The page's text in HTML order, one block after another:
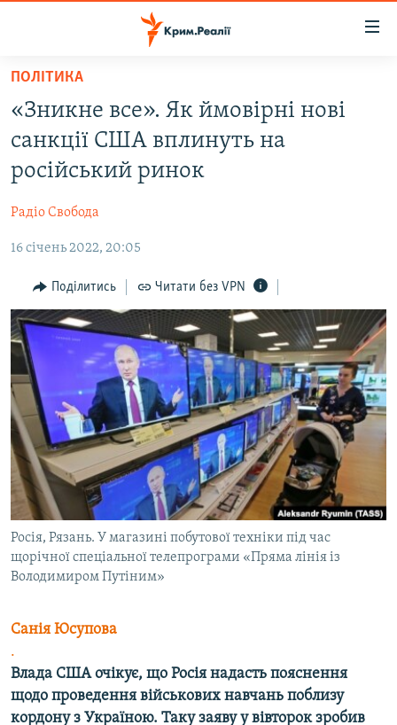
Перейти
основного
матеріалу
Перейти
до
основної
Перейти
пошуку
ВІДЕО ТА ФОТО
БЛОГИ
ПОГЛЯД
ІНТЕРВ'Ю
ВСЕ ЗА ДЕНЬ
СПЕЦПРОЕКТИ
ДЕПОРТАЦІЯ
ВІДЕОУРОКИ «ELIFBE»
СВІДЧЕННЯ ОКУПАЦІЇ
УКРАЇНСЬКА ПРОБЛЕМА КРИМУ
ІНФОГРАФІКА
ЯК ОБІЙТИ БЛОКУВАННЯ
Русский
Qırımtatar
ДОЛУЧАЙСЯ!
ПОЛІТИКА
«Зникне все». Як ймовірні нові
санкції США вплинуть на
російський ринок
Радіо Свобода
16 січень 2022, 20:05
Поділитись Читати без VPN
Росія, Рязань. У магазині побутової техніки під час
щорічної спеціальної телепрограми «Пряма лінія із
Володимиром Путіним»
Санія Юсупова
.
Влада США очікує, що Росія надасть пояснення
щодо проведення військових навчань поблизу
кордону з Україною. Таку заяву у вівторок зробив